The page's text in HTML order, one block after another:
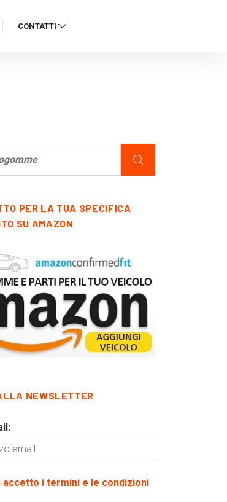
CONTATTI
PER LA TUA SPECIFICA
SU AMAZON
NEWSLETTER
accetto i termini e le condizioni